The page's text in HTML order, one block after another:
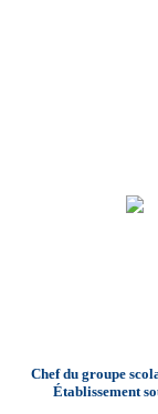
Chef du groupe
Établissement